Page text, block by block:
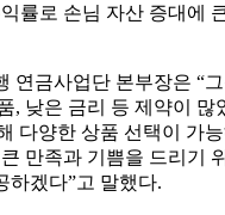
률로 손님 자산 증대에
연금사업단 본부장은 “
, 낮은 금리 등 제약이 많
다양한 상품 선택이 가
만족과 기쁨을 드리기
하겠다”고 말했다.